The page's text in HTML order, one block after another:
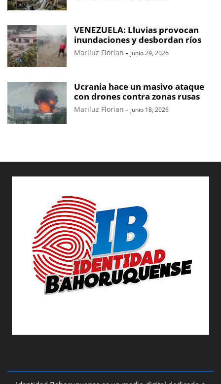
VENEZUELA: Lluvias provocan
inundaciones y desbordan ríos
Mariluz Florian - junio 29, 2026
Ucrania hace un masivo ataque
con drones contra zonas rusas
Mariluz Florian - junio 18, 2026